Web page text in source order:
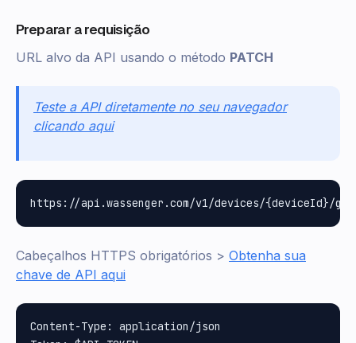
Preparar a requisição
URL alvo da API usando o método PATCH
Teste a API diretamente no seu navegador
clicando aqui
Cabeçalhos HTTPS obrigatórios > Obtenha sua
chave de API aqui
Content-Type: application/json